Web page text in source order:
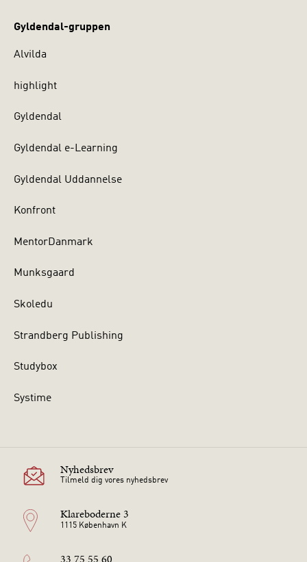
Gyldendal-gruppen
Alvilda
highlight
Gyldendal
Gyldendal e-Learning
Gyldendal Uddannelse
Konfront
MentorDanmark
Munksgaard
Skoledu
Strandberg Publishing
Studybox
Systime
Nyhedsbrev
Tilmeld dig vores nyhedsbrev
Klareboderne 3
1115 København K
33 75 55 60